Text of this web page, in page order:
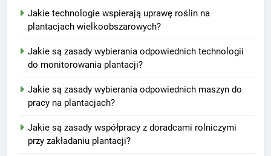
Jakie technologie wspierają uprawę roślin na
plantacjach wielkoobszarowych?
Jakie są zasady wybierania odpowiednich technologii
do monitorowania plantacji?
Jakie są zasady wybierania odpowiednich maszyn do
pracy na plantacjach?
Jakie są zasady współpracy z doradcami rolniczymi
przy zakładaniu plantacji?